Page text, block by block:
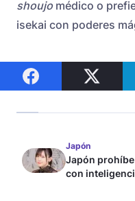
shoujo médico o
isekai con poderes
Japón
Japón
con